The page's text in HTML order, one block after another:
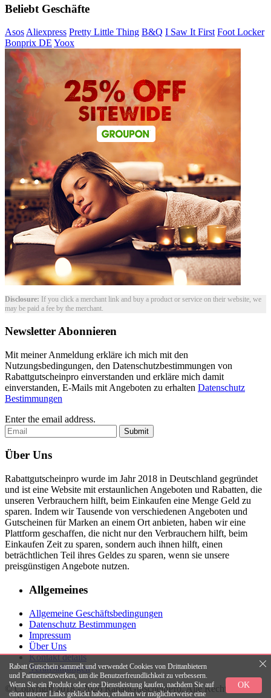
Beliebt Geschäfte
Asos Aliexpress Pretty Little Thing B&Q I Saw It First Foot Locker
Bonprix DE Yoox
Disclosure: If you click a merchant link and buy a product or service on their website, we
may be paid a fee by the merchant.
Newsletter Abonnieren
Mit meiner Anmeldung erkläre ich mich mit den
Nutzungsbedingungen, den Datenschutzbestimmungen von
Rabattgutscheinpro einverstanden und erkläre mich damit
einverstanden, E-Mails mit Angeboten zu erhalten Datenschutz
Bestimmungen
Enter the email address.
Submit
Über Uns
Rabattgutscheinpro wurde im Jahr 2018 in Deutschland gegründet
und ist eine Website mit erstaunlichen Angeboten und Rabatten, die
unseren Verbrauchern hilft, beim Einkaufen eine Menge Geld zu
sparen. Indem wir Tausende von verschiedenen Angeboten und
Gutscheinen für Marken an einem Ort anbieten, haben wir eine
Plattform geschaffen, die nicht nur den Verbrauchern hilft, beim
Einkaufen Zeit zu sparen, sondern auch ihnen hilft, einen
beträchtlichen Teil ihres Geldes zu sparen, wenn sie unsere
preisgünstigen Angebote nutzen.
Allgemeines
Allgemeine Geschäftsbedingungen
Datenschutz Bestimmungen
Impressum
Über Uns
Kontakt details
Veranstaltungen
© Copyright 2018 - 2026 RabattGutscheinPro. Alle Rechte
Rabatt Gutschein sammelt und verwendet Cookies von Drittanbietern
und Partnernetzwerken, um die Benutzerfreundlichkeit zu verbessern.
Wenn Sie ein Produkt oder eine Dienstleistung kaufen, nachdem Sie auf
einen unserer Links geklickt haben, erhalten wir möglicherweise eine
OK